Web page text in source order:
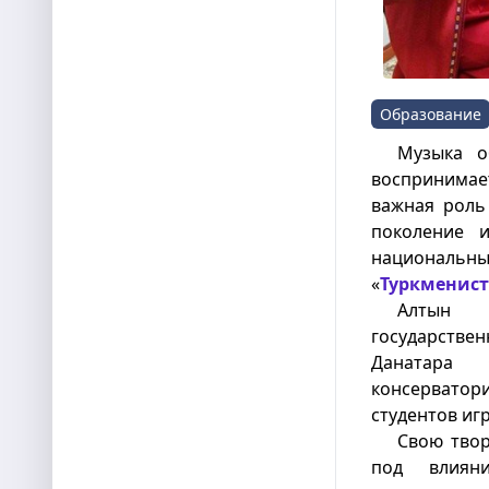
Образование
Музыка
важная
поколение
«
Алтын
Данатара
студентов
Свою
под